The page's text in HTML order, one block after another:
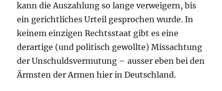
kann die Auszahlung so lange verweigern, bis
ein gerichtliches Urteil gesprochen wurde. In
keinem einzigen Rechtsstaat gibt es eine
derartige (und politisch gewollte) Missachtung
der Unschuldsvermutung – ausser eben bei den
Ärmsten der Armen hier in Deutschland.